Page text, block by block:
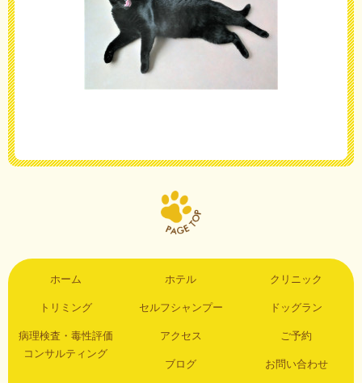
ホーム ホテル クリニック
トリミング セルフシャンプー ドッグラン
病理検査・毒性評価
コンサルティング
アクセス ご予約
ブログ お問い合わせ